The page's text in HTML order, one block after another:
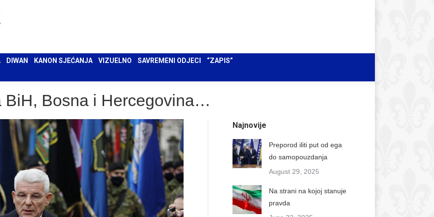
DIWAN KANON SJEĆANJA VIZUELNO SAVREMENI ODJECI “ZAPIS”
BiH, Bosna i Hercegovina…
Najnovije
Preporod iliti put od ega
do samopouzdanja
August 29, 2025
Na strani na kojoj stanuje
pravda
opens